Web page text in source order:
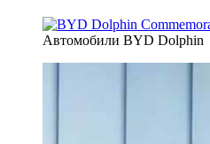
Автомобили BYD Dolphin